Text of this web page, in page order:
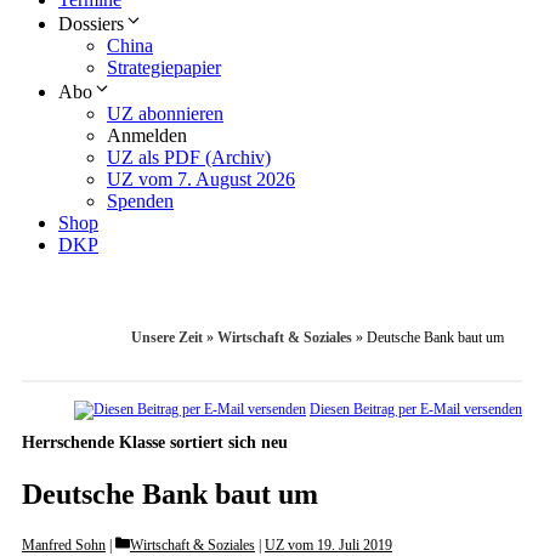
Dossiers
China
Strategiepapier
Abo
UZ abonnieren
Anmelden
UZ als PDF (Archiv)
UZ vom 7. August 2026
Spenden
Shop
DKP
Unsere Zeit » Wirtschaft & Soziales » Deutsche Bank baut um
Diesen Beitrag per E-Mail versenden
Herrschende Klasse sortiert sich neu
Deutsche Bank baut um
Manfred Sohn Categories
Wirtschaft & Soziales UZ vom 19. Juli 2019